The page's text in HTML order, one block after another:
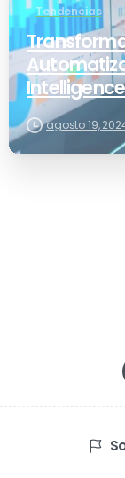
Tendencias
Intelligence
agosto 19,